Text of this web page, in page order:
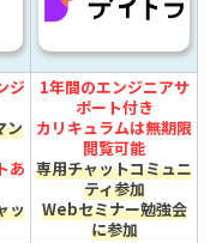
ジ
ン
あ
ッ
1年間のエンジニアサ
ポート付き
カリキュラムは無期限
閲覧可能
専用チャットコミュニ
ティ参加
Webセミナー勉強会
に参加